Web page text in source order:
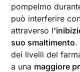
pompelmo
può interferire
attraverso l
suo smaltimento.
dei livelli del
a una maggiore